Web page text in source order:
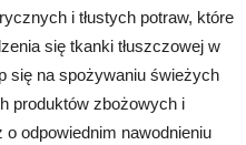
i tłustych potraw, które
się tkanki tłuszczowej w
się na spożywaniu świeżych
produktów zbożowych i
odpowiednim nawodnieniu